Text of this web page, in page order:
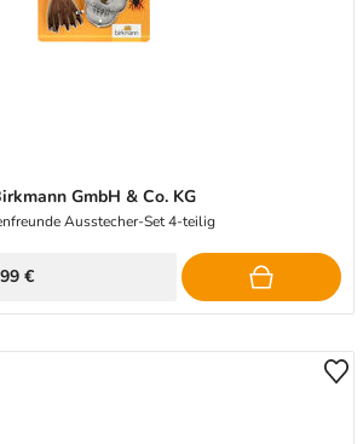
GmbH & Co. KG
Ausstecher-Set 4-teilig
€